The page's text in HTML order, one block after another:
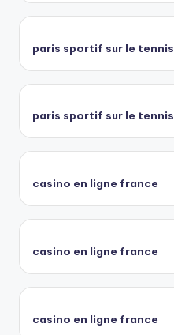
paris sportif sur le tennis
paris sportif sur le tennis
casino en ligne france
casino en ligne france
casino en ligne france